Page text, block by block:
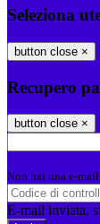
Seleziona
button close ×
Recupero
button close ×
Non hai una e-
E-mail inviata,